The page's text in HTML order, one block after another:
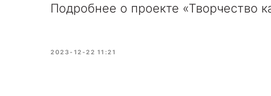
Подробнее о проекте «Творчество
2023-12-22 11:21